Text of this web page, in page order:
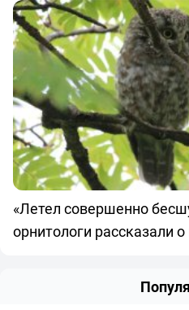
«Летел совершенно
орнитологи рассказали